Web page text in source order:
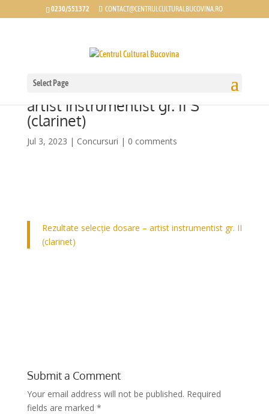
0230/551372 CONTACT@CENTRULCULTURALBUCOVINA.RO
Select Page
Rezultate selecție dosare –
artist instrumentist gr. II S
(clarinet)
Jul 3, 2023 | Concursuri | 0 comments
Rezultate selecție dosare – artist instrumentist gr. II
(clarinet)
Submit a Comment
Your email address will not be published. Required
fields are marked *